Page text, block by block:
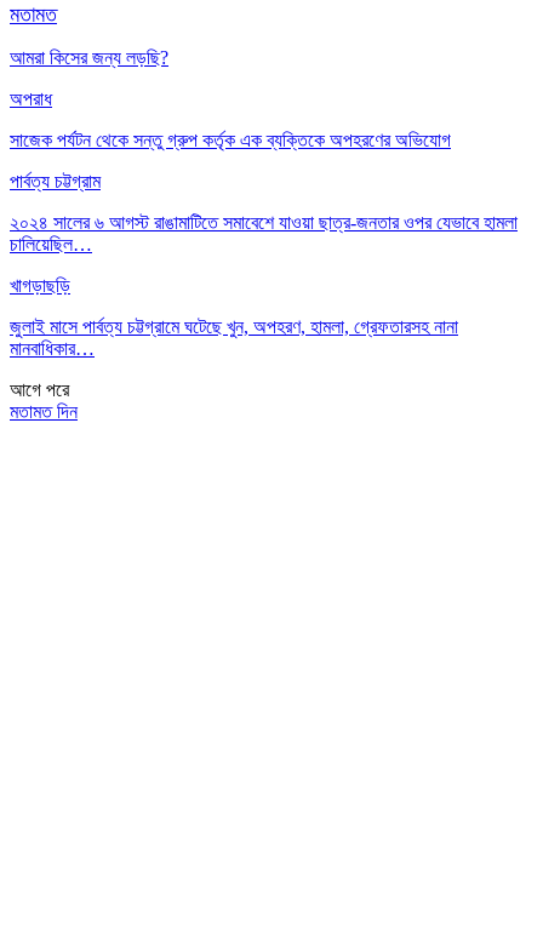
মতামত
আমরা কিসের জন্য লড়ছি?
অপরাধ
সাজেক পর্যটন থেকে সন্তু গ্রুপ কর্তৃক এক ব্যক্তিকে অপহরণের অভিযোগ
পার্বত্য চট্টগ্রাম
২০২৪ সালের ৬ আগস্ট রাঙামাটিতে সমাবেশে যাওয়া ছাত্র-জনতার ওপর যেভাবে হামলা
চালিয়েছিল…
খাগড়াছড়ি
জুলাই মাসে পার্বত্য চট্টগ্রামে ঘটেছে খুন, অপহরণ, হামলা, গ্রেফতারসহ নানা
মানবাধিকার…
আগে পরে
মতামত দিন